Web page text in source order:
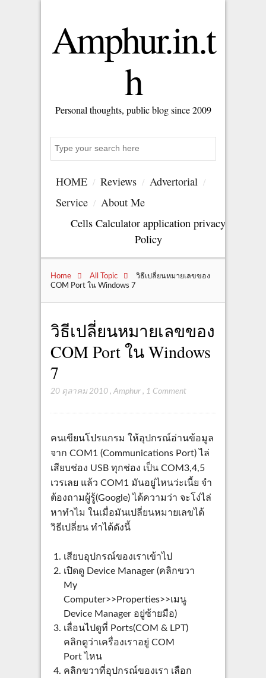
Amphur.in.t
h
Personal thoughts, public blog since 2009
HOME Reviews
Advertorial
Service
About Me
Cells Calculator application privacy
Policy
Home All Topic
วิธีเปลี่ยนหมายเลขของ
COM Port ใน Windows 7
วิธีเปลี่ยนหมายเลขของ
COM Port ใน Windows
7
20 ตุลาคม 2010, Amphur, 1 Comment
คนเขียนโปรแกรม ให้อุปกรณ์อ่านข้อมูล
จาก COM1 (Communications Port) ไล่
เสียบช่อง USB ทุกช่อง เป็น COM3,4,5
เวรเลย แล้ว COM1 มันอยู่ไหนว่ะเนี้ย จำ
ต้องถามผู้รู้(Google) ได้ความว่า จะโง่ไล่
หาทำไม ในเมื่อมันเปลี่ยนหมายเลขได้
วิธีเปลี่ยน ทำได้ดังนี้
เสียบอุปกรณ์ของเราเข้าไป
เปิดดู Device Manager (คลิกขวา
My
Computer>>Properties>>เมนู
Device Manager อยู่ซ้ายมือ)
เลื่อนไปดูที่ Ports(COM & LPT)
คลิกดูว่าเครื่องเราอยู่ COM
Port ไหน
คลิกขวาที่อุปกรณ์ของเรา เลือก